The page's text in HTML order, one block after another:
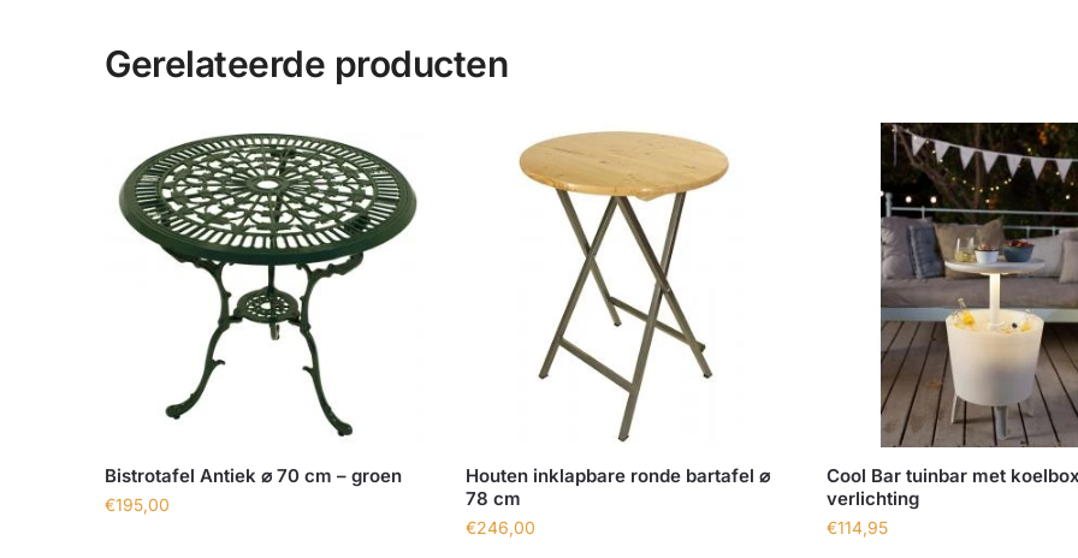
Gerelateerde producten
Bistrotafel Antiek ⌀ 70 cm – groen
€195,00
Houten inklapbare ronde bartafel ⌀
78 cm
€246,00
Cool Bar tuinbar met
verlichting
€114,95